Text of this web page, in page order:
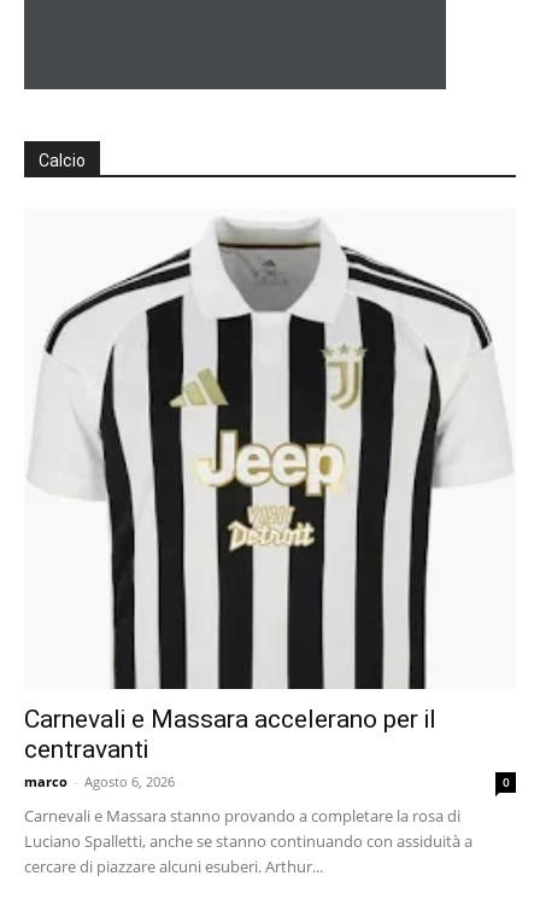
Calcio
Carnevali e Massara accelerano per il
centravanti
marco - Agosto 6, 2026 0
Carnevali e Massara stanno provando a completare la rosa di
Luciano Spalletti, anche se stanno continuando con assiduità a
cercare di piazzare alcuni esuberi. Arthur...